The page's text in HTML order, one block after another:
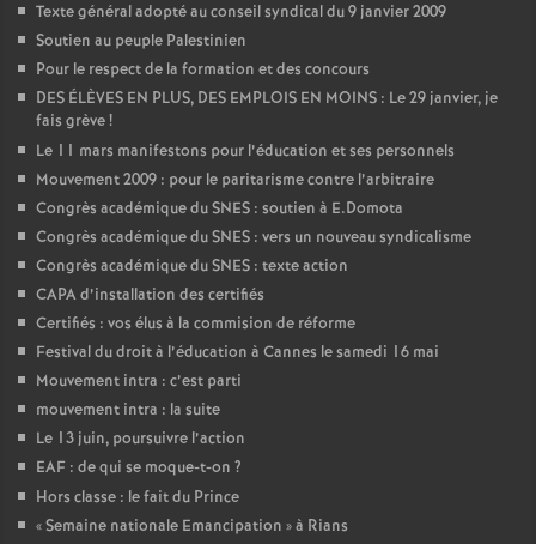
Texte général adopté au conseil syndical du 9 janvier 2009
Soutien au peuple Palestinien
Pour le respect de la formation et des concours
DES ÉLÈVES EN PLUS, DES EMPLOIS EN MOINS : Le 29 janvier, je
fais grève!
Le 11 mars manifestons pour l’éducation et ses personnels
Mouvement 2009 : pour le paritarisme contre l’arbitraire
Congrès académique du SNES : soutien à E.Domota
Congrès académique du SNES : vers un nouveau syndicalisme
Congrès académique du SNES : texte action
CAPA d’installation des certifiés
Certifiés : vos élus à la commision de réforme
Festival du droit à l’éducation à Cannes le samedi 16 mai
Mouvement intra : c’est parti
mouvement intra : la suite
Le 13 juin, poursuivre l’action
EAF : de qui se moque-t-on ?
Hors classe : le fait du Prince
«Semaine nationale Emancipation » à Rians